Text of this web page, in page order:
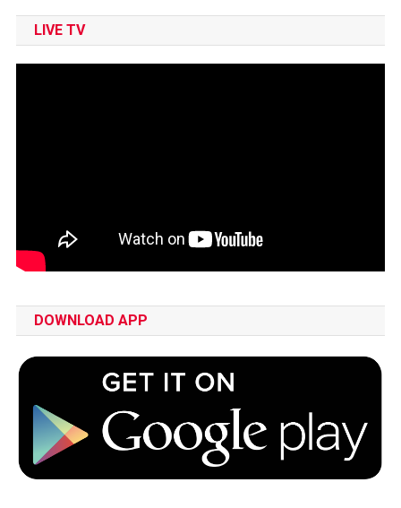
LIVE TV
DOWNLOAD APP